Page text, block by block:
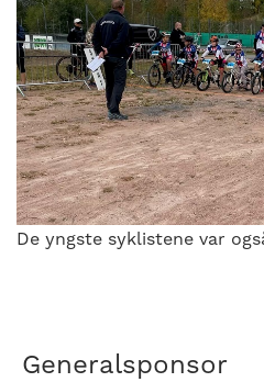
De yngste syklistene var
Generalsponsor